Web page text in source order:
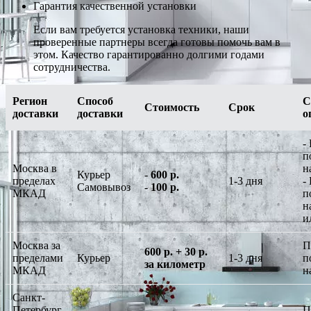
Гарантия качественной установки
Если вам требуется установка техники, наши
проверенные партнеры всегда готовы помочь вам в
этом. Качество гарантированно долгими годами
сотрудничества.
Регион
доставки
Способ
доставки
Стоимость Срок
Москва в
пределах
МКАД
Курьер
Самовывоз
-600 р.
-100 р.
1-3 дня
-
-
Москва за
пределами
МКАД
Курьер
600 р. + 30 р.
за километр
1-3 дня
Санкт-